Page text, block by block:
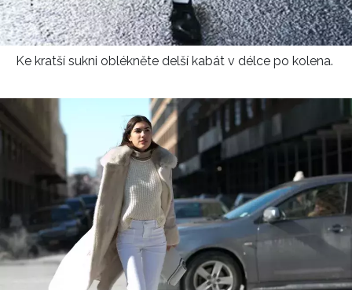
INFORMACE
REDAKCE
Ke kratší sukni oblékněte delší kabát v délce po kolena.